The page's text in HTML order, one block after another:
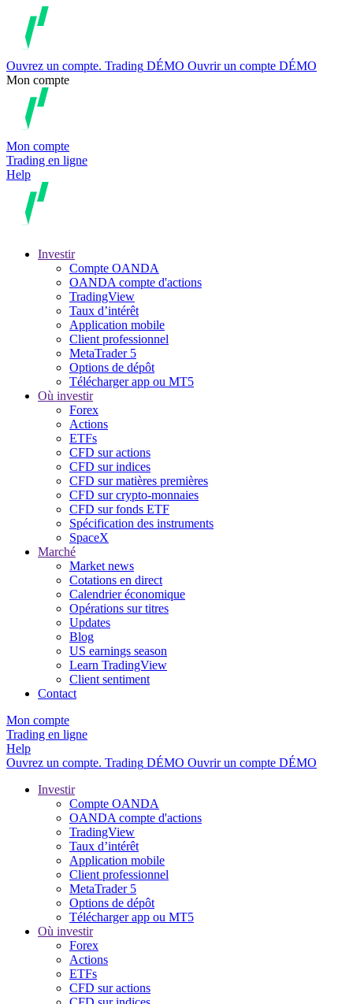
Ouvrez un compte. Trading DÉMO Ouvrir un compte DÉMO
Mon compte
Mon compte
Trading en ligne
Help
Investir
Compte OANDA
OANDA compte d'actions
TradingView
Taux d’intérêt
Application mobile
Client professionnel
MetaTrader 5
Options de dépôt
Télécharger app ou MT5
Où investir
Forex
Actions
ETFs
CFD sur actions
CFD sur indices
CFD sur matières premières
CFD sur crypto-monnaies
CFD sur fonds ETF
Spécification des instruments
SpaceX
Marché
Market news
Cotations en direct
Calendrier économique
Opérations sur titres
Updates
Blog
US earnings season
Learn TradingView
Client sentiment
Contact
Mon compte
Trading en ligne
Help
Ouvrez un compte. Trading DÉMO Ouvrir un compte DÉMO
Investir
Compte OANDA
OANDA compte d'actions
TradingView
Taux d’intérêt
Application mobile
Client professionnel
MetaTrader 5
Options de dépôt
Télécharger app ou MT5
Où investir
Forex
Actions
ETFs
CFD sur actions